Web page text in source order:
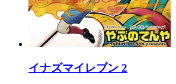
イナズマイレブン 2